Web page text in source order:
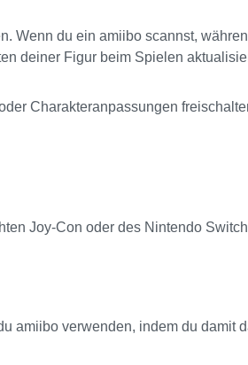
Wenn du ein amiibo scannst,
deiner Figur beim Spielen
Charakteranpassungen
Joy-Con oder des Nintendo
amiibo verwenden, indem du damit